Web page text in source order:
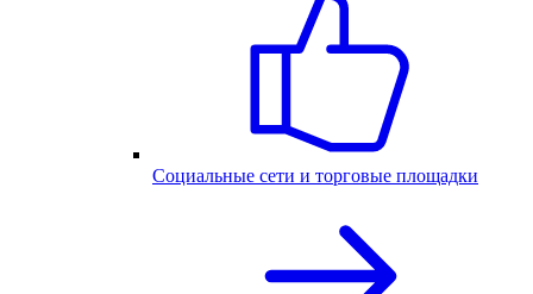
Социальные сети и торговые площадки